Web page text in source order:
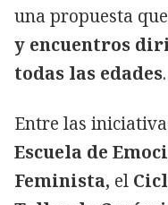
una propuesta que
y encuentros
todas las edades.
Entre las
Escuela de
Feminista, el